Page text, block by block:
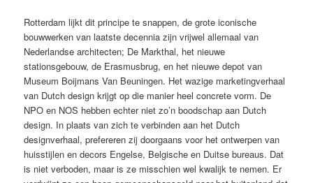
Rotterdam lijkt dit principe te snappen, de grote iconische
bouwwerken van laatste decennia zijn vrijwel allemaal van
Nederlandse architecten; De Markthal, het nieuwe
stationsgebouw, de Erasmusbrug, en het nieuwe depot van
Museum Boijmans Van Beuningen. Het wazige marketingverhaal
van Dutch design krijgt op die manier heel concrete vorm. De
NPO en NOS hebben echter niet zo’n boodschap aan Dutch
design. In plaats van zich te verbinden aan het Dutch
designverhaal, prefereren zij doorgaans voor het ontwerpen van
huisstijlen en decors Engelse, Belgische en Duitse bureaus. Dat
is niet verboden, maar is ze misschien wel kwalijk te nemen. Er